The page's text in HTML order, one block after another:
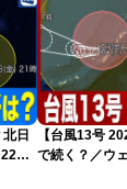
北日
時
【台風13号
で続く？／ウ